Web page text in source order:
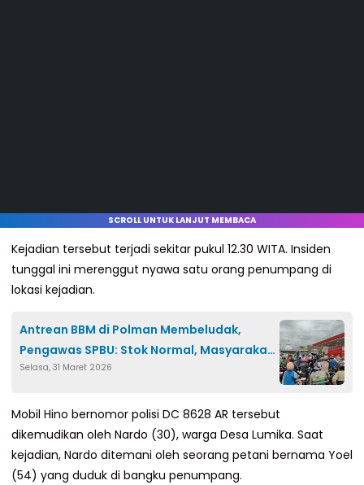
SCROLL UNTUK LANJUT MEMBACA
Kejadian tersebut terjadi sekitar pukul 12.30 WITA. Insiden
tunggal ini merenggut nyawa satu orang penumpang di
lokasi kejadian.
Antrean BBM di Polman Membeludak,
Pengawas SPBU: Stok Normal, Masyarakat
Hanya Panik
Selasa, 31 Maret 2026
Mobil Hino bernomor polisi DC 8628 AR tersebut
dikemudikan oleh Nardo (30), warga Desa Lumika. Saat
kejadian, Nardo ditemani oleh seorang petani bernama Yoel
(54) yang duduk di bangku penumpang.